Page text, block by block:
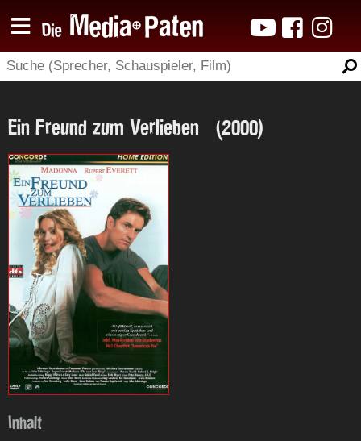
Ein Freund zum Verlieben (2000)
Inhalt